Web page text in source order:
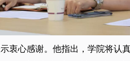
衷心感谢。他指出，学院将认